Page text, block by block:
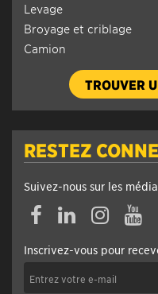
Levage
Broyage et criblage
Camion
TROUVER
RESTEZ
Suivez-nous sur les
FacebookLinkedinInstagramYouTube
Inscrivez-vous pour